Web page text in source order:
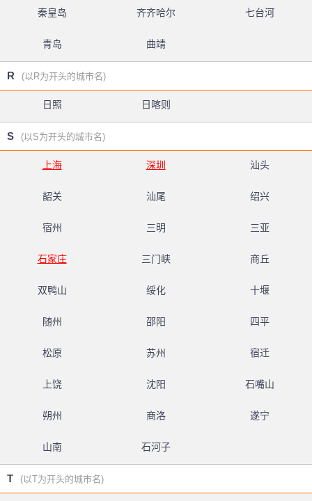
秦皇岛 齐齐哈尔 七台河
青岛 曲靖
R (以R为开头的城市名)
日照 日喀则
S (以S为开头的城市名)
上海 深圳 汕头
韶关 汕尾 绍兴
宿州 三明 三亚
石家庄 三门峡 商丘
双鸭山 绥化 十堰
随州 邵阳 四平
松原 苏州 宿迁
上饶 沈阳 石嘴山
朔州 商洛 遂宁
山南 石河子
T (以T为开头的城市名)